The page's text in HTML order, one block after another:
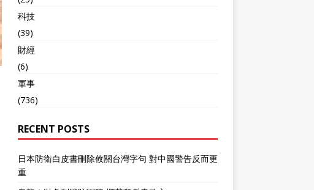
科技
(39)
財經
(6)
軍事
(736)
RECENT POSTS
日本防衛白皮書刪除攸關台灣字句 對中國警告反而更
重